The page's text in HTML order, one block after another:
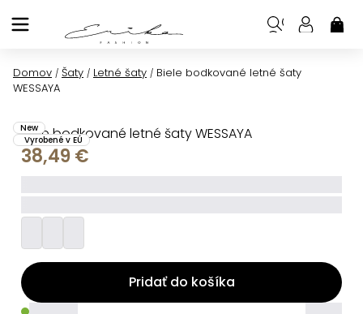
na
Domov / Šaty / Letné šaty / Biele bodkované letné šaty
WESSAYA
Biele bodkované letné šaty WESSAYA
New
Vyrobené v EÚ
38,49 €
Pridať do košíka